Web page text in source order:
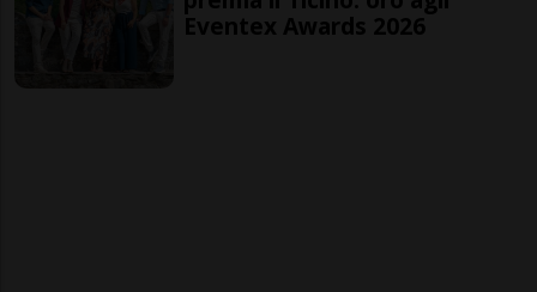
Eventex Awards 2026